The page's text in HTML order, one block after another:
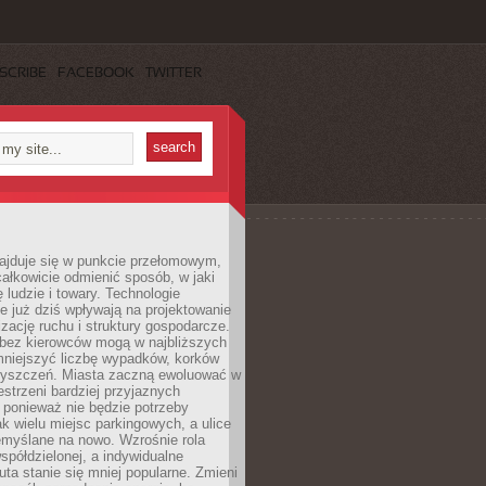
FACEBOOK TWITTER
się w punkcie przełomowym,
odmienić sposób, w jaki
ludzie i towary. Technologie
już dziś wpływają na projektowanie
ruchu i struktury gospodarcze.
kierowców mogą w najbliższych
liczbę wypadków, korków
Miasta zaczną ewoluować w
bardziej przyjaznych
ponieważ nie będzie potrzeby
wielu miejsc parkingowych, a ulice
na nowo. Wzrośnie rola
a indywidualne
stanie się mniej popularne. Zmieni